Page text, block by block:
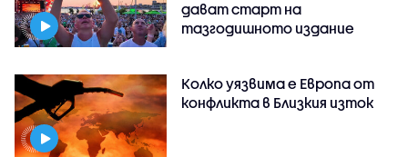
дават старт на
тазгодишното издание
Колко уязвима е Европа от
конфликта в Близкия изток